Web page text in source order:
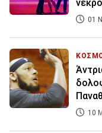
01
10